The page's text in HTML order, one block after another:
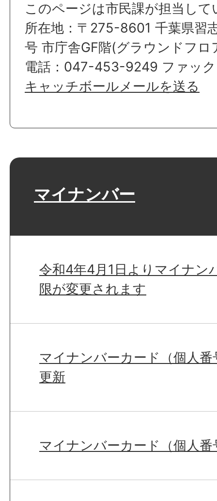
このページは市民課が担当して
所在地：〒275-8601 千葉県習
号 市庁舎GF階(グラウンドフロ
電話：047-453-9249 ファッ
キャッチボールメールを送る
マイナンバー
令和4年4月1日よりマイナン
限が変更されます
マイナンバーカード（個人
更新
マイナンバーカード（個人